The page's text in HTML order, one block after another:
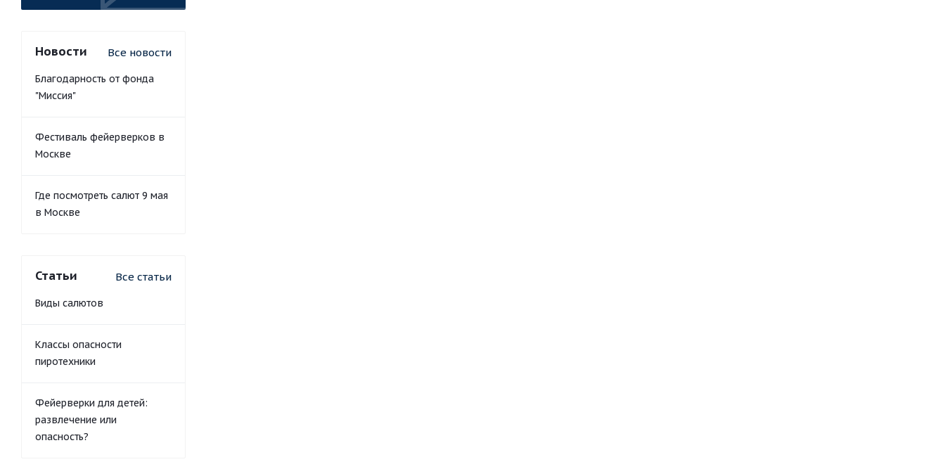
Новости Все новости
Благодарность от фонда
"Миссия"
Фестиваль фейерверков в
Москве
Где посмотреть салют 9 мая
в Москве
Статьи Все статьи
Виды салютов
Классы опасности
пиротехники
Фейерверки для детей:
развлечение или
опасность?